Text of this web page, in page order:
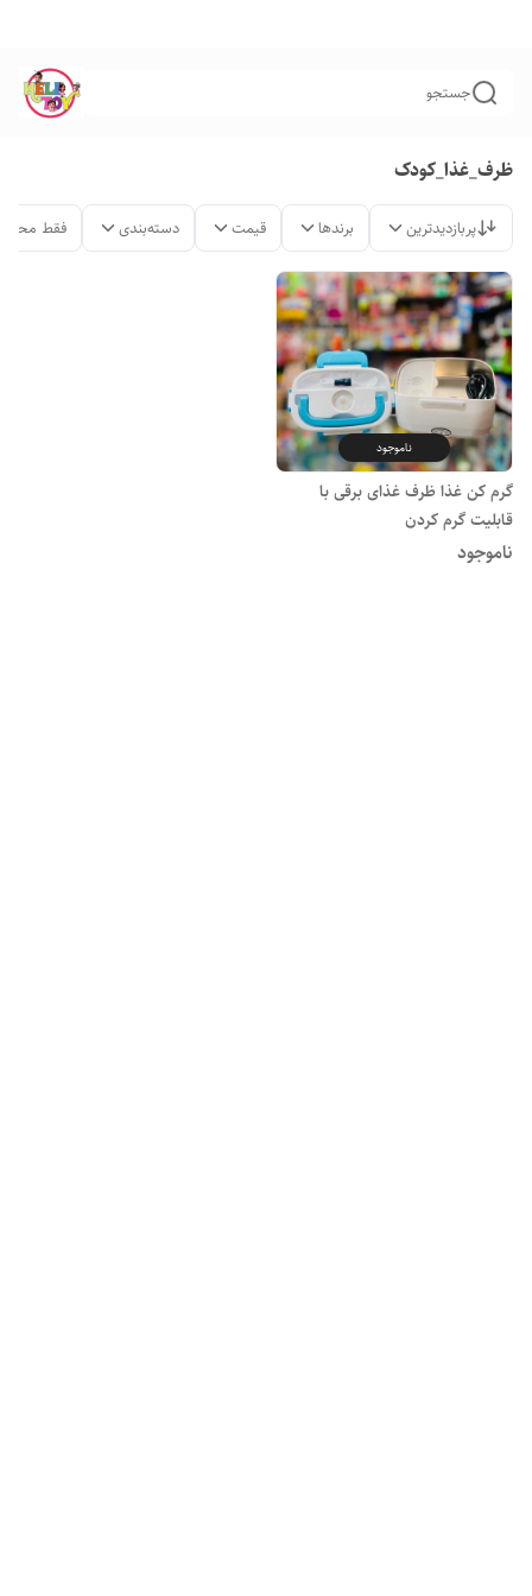
جستجو
ظرف_غذا_کودک
پربازدیدترین برندها قیمت دسته‌بندی فقط
ناموجود
گرم کن غذا ظرف غذای برقی با
قابلیت گرم کردن
ناموجود